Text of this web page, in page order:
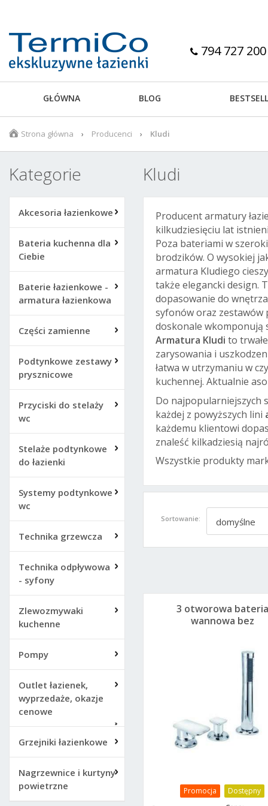
794 727 200
GŁÓWNA BLOG
Strona główna Producenci Kludi
Kategorie
Akcesoria łazienkowe
Bateria kuchenna dla
Ciebie
Baterie łazienkowe -
armatura łazienkowa
Części zamienne
Podtynkowe zestawy
prysznicowe
Przyciski do stelaży
wc
Stelaże podtynkowe
do łazienki
Systemy podtynkowe
wc
Technika grzewcza
Technika odpływowa
- syfony
Zlewozmywaki
kuchenne
Pompy
Outlet łazienek,
wyprzedaże, okazje
cenowe
Grzejniki łazienkowe
Nagrzewnice i kurtyny
powietrzne
Kludi
Producent armatury
kilkudziesięciu lat
Poza bateriami w
brodzików. O wysokiej
armatura Kludiego
także elegancki design.
dopasowanie do
syfonów oraz zestawów
doskonale wkomponują
Armatura Kludi to
zarysowania i
łatwa w utrzymaniu w
kuchennej. Aktualnie
Do najpopularniejszych
każdej z powyższych lini
każdemu klientowi
znaleść kilkadziesią
Wszystkie produkty
Sortowanie: domyślne
Promocja Dostępny
3 otworowa bateria
wannowa bez